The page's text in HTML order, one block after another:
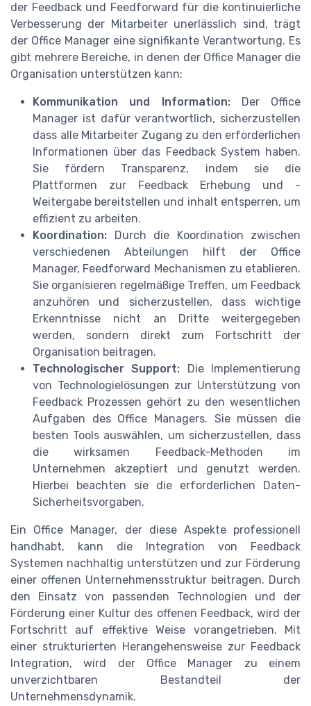
der Feedback und Feedforward für die kontinuierliche
Verbesserung der Mitarbeiter unerlässlich sind, trägt
der Office Manager eine signifikante Verantwortung. Es
gibt mehrere Bereiche, in denen der Office Manager die
Organisation unterstützen kann:
Kommunikation und Information:Der Office
Manager ist dafür verantwortlich, sicherzustellen
dass alle Mitarbeiter Zugang zu den erforderlichen
Informationen über das Feedback System haben.
Sie fördern Transparenz, indem sie die
Plattformen zur Feedback Erhebung und -
Weitergabe bereitstellen und inhalt entsperren, um
effizient zu arbeiten.
Koordination: Durch die Koordination zwischen
verschiedenen Abteilungen hilft der Office
Manager, Feedforward Mechanismen zu etablieren.
Sie organisieren regelmäßige Treffen, um Feedback
anzuhören und sicherzustellen, dass wichtige
Erkenntnisse nicht an Dritte weitergegeben
werden, sondern direkt zum Fortschritt der
Organisation beitragen.
Technologischer Support: Die Implementierung
von Technologielösungen zur Unterstützung von
Feedback Prozessen gehört zu den wesentlichen
Aufgaben des Office Managers. Sie müssen die
besten Tools auswählen, um sicherzustellen, dass
die wirksamen Feedback-Methoden im
Unternehmen akzeptiert und genutzt werden.
Hierbei beachten sie die erforderlichen Daten-
Sicherheitsvorgaben.
Ein Office Manager, der diese Aspekte professionell
handhabt, kann die Integration von Feedback
Systemen nachhaltig unterstützen und zur Förderung
einer offenen Unternehmensstruktur beitragen. Durch
den Einsatz von passenden Technologien und der
Förderung einer Kultur des offenen Feedback, wird der
Fortschritt auf effektive Weise vorangetrieben. Mit
einer strukturierten Herangehensweise zur Feedback
Integration, wird der Office Manager zu einem
unverzichtbaren Bestandteil der
Unternehmensdynamik.